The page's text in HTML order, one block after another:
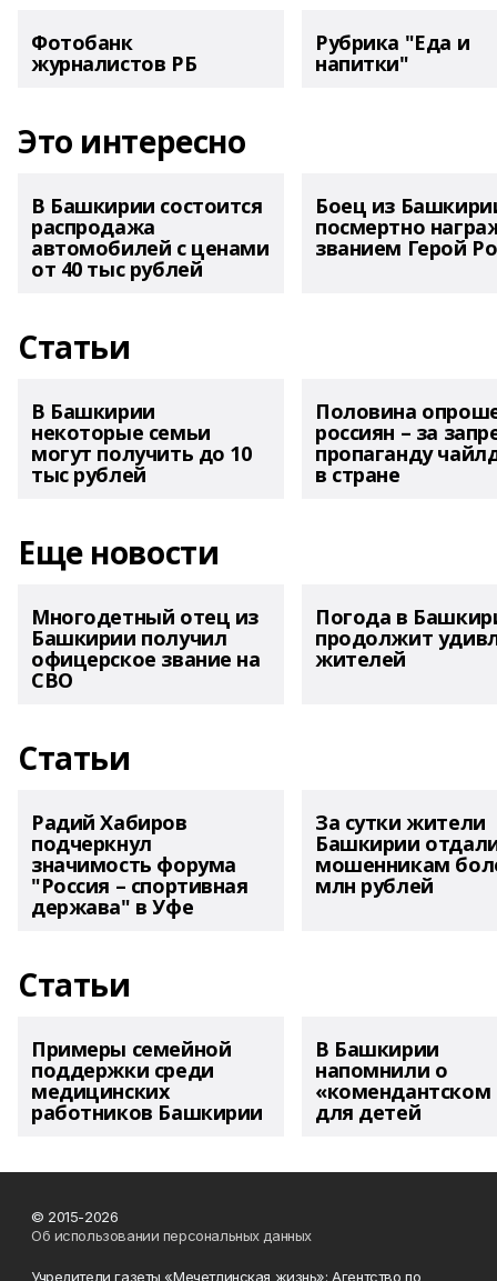
Фотобанк
журналистов РБ
Рубрика "Еда и
напитки"
Это интересно
В Башкирии состоится
распродажа
автомобилей с ценами
от 40 тыс рублей
Боец из
посмертно
званием Герой
Статьи
В Башкирии
некоторые семьи
могут получить до 10
тыс рублей
Половина
россиян – за
пропаганду
в стране
Еще новости
Многодетный отец из
Башкирии получил
офицерское звание на
СВО
Погода в
продолжит
жителей
Статьи
Радий Хабиров
подчеркнул
значимость форума
"Россия – спортивная
держава" в Уфе
За сутки жители
Башкирии
мошенникам
млн рублей
Статьи
Примеры семейной
поддержки среди
медицинских
работников Башкирии
В Башкирии
напомнили о
«комендантском
для детей
© 2015-2026
Об использовании персональных данных
Учредители газеты «Мечетлинская жизнь»: Агентство по